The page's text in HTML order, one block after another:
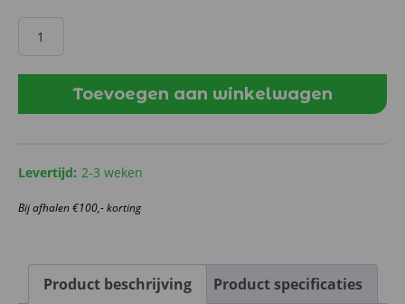
Product beschrijving Product specificaties
V350
Natural
Toevoegen aan winkelwagen
Levertijd: 2-3 weken
Bij afhalen €100,- korting